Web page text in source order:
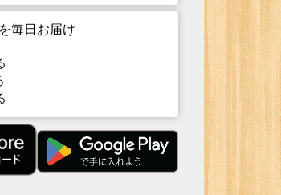
毎日お届け